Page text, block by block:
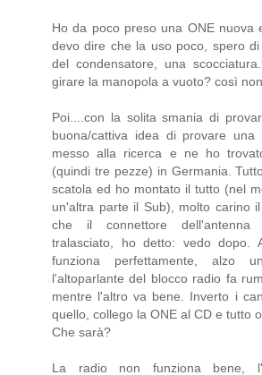
Ho da poco preso una ONE nuova
devo dire che la uso poco, spero
del condensatore, una
girare la manopola a vuoto? così
Poi....con la solita smania di
buona/cattiva idea di provare
messo alla ricerca e ne ho
(quindi tre pezze) in Germania.
scatola ed ho montato il tutto (nel
un'altra parte il Sub), molto carino
che il connettore
tralasciato, ho detto: vedo dopo.
funziona perfettamente,
l'altoparlante del blocco radio fa
mentre l'altro va bene. Inverto i
quello, collego la ONE al CD e tutto
Che sarà?
La radio non funziona bene,